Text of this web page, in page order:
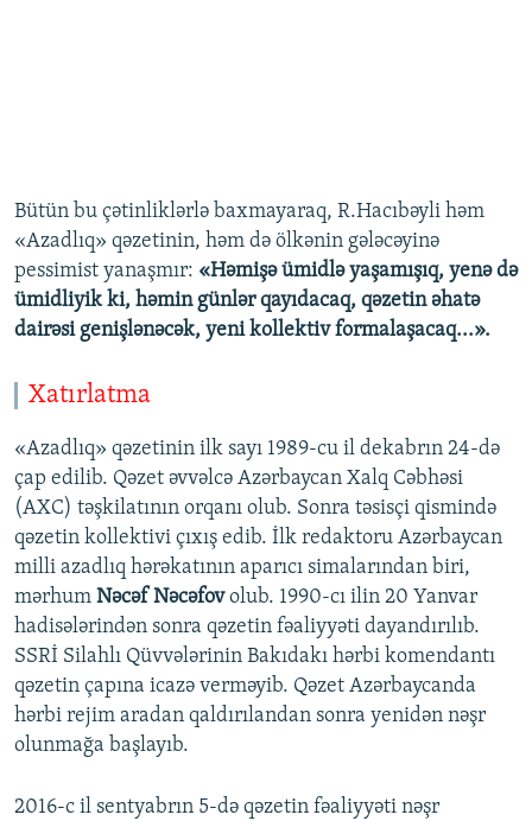
Bütün bu çətinliklərlə baxmayaraq, R.Hacıbəyli həm
«Azadlıq» qəzetinin, həm də ölkənin gələcəyinə
pessimist yanaşmır: «Həmişə ümidlə yaşamışıq, yenə də
ümidliyik ki, həmin günlər qayıdacaq, qəzetin əhatə
dairəsi genişlənəcək, yeni kollektiv formalaşacaq...».
Xatırlatma
«Azadlıq» qəzetinin ilk sayı 1989-cu il dekabrın 24-də
çap edilib. Qəzet əvvəlcə Azərbaycan Xalq Cəbhəsi
(AXC) təşkilatının orqanı olub. Sonra təsisçi qismində
qəzetin kollektivi çıxış edib. İlk redaktoru Azərbaycan
milli azadlıq hərəkatının aparıcı simalarından biri,
mərhum Nəcəf Nəcəfovolub. 1990-cı ilin 20 Yanvar
hadisələrindən sonra qəzetin fəaliyyəti dayandırılıb.
SSRİ Silahlı Qüvvələrinin Bakıdakı hərbi komendantı
qəzetin çapına icazə verməyib. Qəzet Azərbaycanda
hərbi rejim aradan qaldırılandan sonra yenidən nəşr
olunmağa başlayıb.
2016-c il sentyabrın 5-də qəzetin fəaliyyəti nəşr